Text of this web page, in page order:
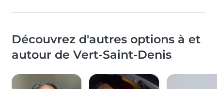
Découvrez d'autres options à et
autour de Vert-Saint-Denis